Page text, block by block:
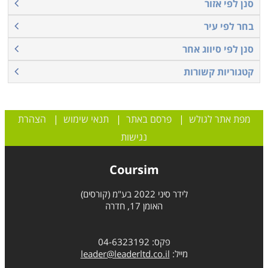
סנן לפי אזור
בחר לפי עיר
סנן לפי סיווג אחר
קטגוריות קשורות
מפת אתר לגולש |פרסם באתר | תנאי שימוש | הצהרת
נגישות
Coursim
לידר סיני 2022 בע"מ (קורסים)
האומן 17, חדרה
פקס: 04-6323192
מייל: leader@leaderltd.co.il